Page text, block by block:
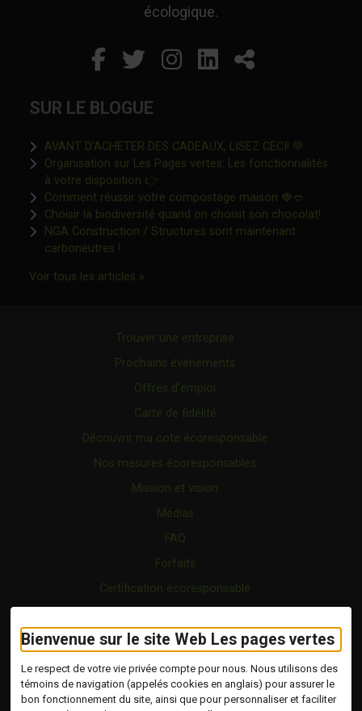
Bienvenue sur le site Web Les pages vertes
Le respect de votre vie privée compte pour nous. Nous utilisons des
témoins de navigation (appelés cookies en anglais) pour assurer le
bon fonctionnement du site, ainsi que pour personnaliser et faciliter
écologique.
Facebook
Ce lien s'ouvrira dans
Twitter
Ce lien s'ouvrira
Instagram
Ce lien s'ouvrira
LinkedIn
Ce lien
Partager
SUR LE BLOGUE
AVANT D’ACHETER DES CADEAUX, LISEZ CECI! 💚
Organisation sur Les Pages vertes: Les fonctionnalités
à votre disposition 👉Ce lien s'ouvrira dans une nouvelle
Comment réussir votre compostage maison 🍓🥙
Choisir la biodiversité quand on choisit son chocolat!Ce lien
NGA Construction / Structures sont maintenant
carboneutres !Ce lien s'ouvrira dans une nouvelle fenêtre"
Voir tous les articles »Ce lien s'ouvrira dans une nouvelle
Trouver une entreprise
Prochains événements
Offres d’emploi
Carte de fidélité
Découvrir ma cote écoresponsable
Nos mesures écoresponsables
Mission et vision
Médias
FAQ
Forfaits
Certification écoresponsable
Vidéo
Blogue
Copyright © 2026 Tous droits réservés.